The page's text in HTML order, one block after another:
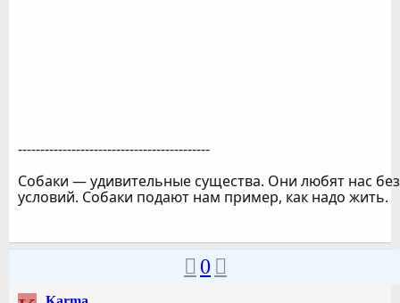
-------------------------------------------
Собаки — удивительные существа. Они любят нас без
условий. Собаки подают нам пример, как надо жить.
0